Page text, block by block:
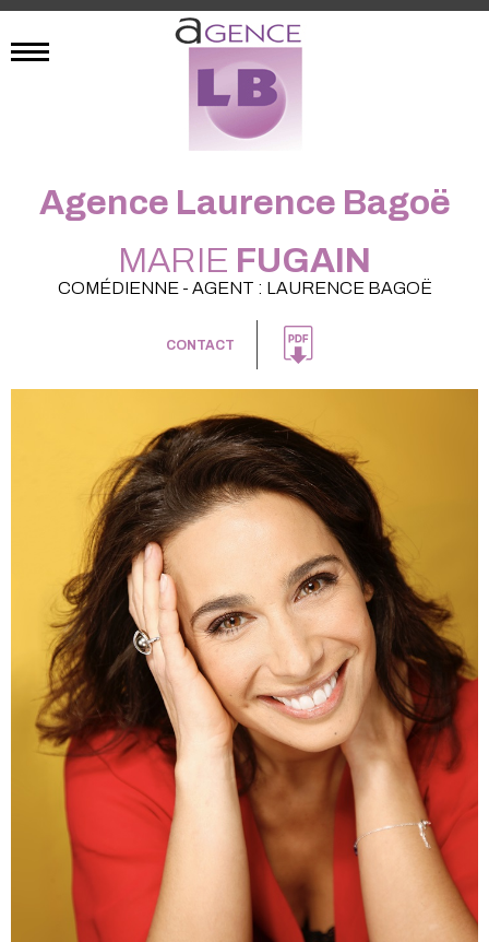
Agence Laurence Bagoë
MARIE FUGAIN
COMÉDIENNE - AGENT : LAURENCE BAGOË
CONTACT